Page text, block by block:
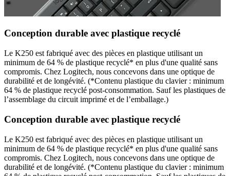
Conception durable avec plastique recyclé
Le K250 est fabriqué avec des pièces en plastique utilisant un
minimum de 64 % de plastique recyclé* en plus d'une qualité sans
compromis. Chez Logitech, nous concevons dans une optique de
durabilité et de longévité. (*Contenu plastique du clavier : minimum
64 % de plastique recyclé post-consommation. Sauf les plastiques de
l’assemblage du circuit imprimé et de l’emballage.)
Conception durable avec plastique recyclé
Le K250 est fabriqué avec des pièces en plastique utilisant un
minimum de 64 % de plastique recyclé* en plus d'une qualité sans
compromis. Chez Logitech, nous concevons dans une optique de
durabilité et de longévité. (*Contenu plastique du clavier : minimum